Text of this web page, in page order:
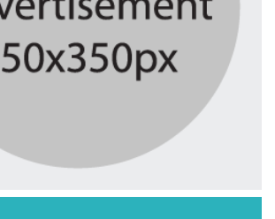
৪ দিন আগে
অনেক পরিবার এখনো তাঁদের স্বজন...
ব্রিকলেইন জামে মসজিদ প্রতিষ্ঠার ৫০...